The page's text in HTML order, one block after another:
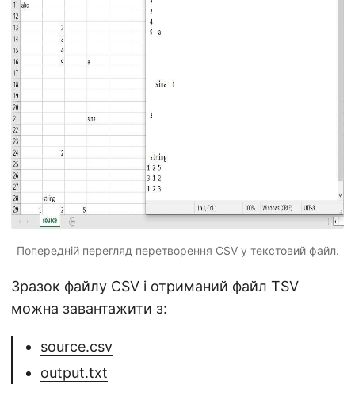
Попередній перегляд перетворення CSV у текстовий файл.
Зразок файлу CSV і отриманий файл TSV
можна завантажити з:
source.csv
output.txt